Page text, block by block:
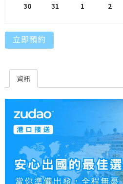
30
31 1 2
立即預約
資訊